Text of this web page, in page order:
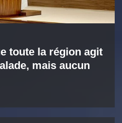
toute la région agit
mais aucun